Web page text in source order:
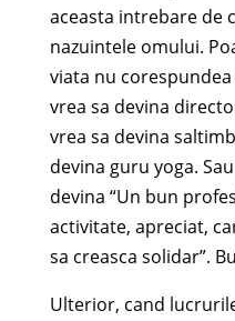
aceasta intrebare de
nazuintele omului.
viata nu
vrea sa devina
vrea sa devina
devina guru yoga.
devina “Un bun
activitate, apreciat,
sa creasca solidar”.
Ulterior, cand